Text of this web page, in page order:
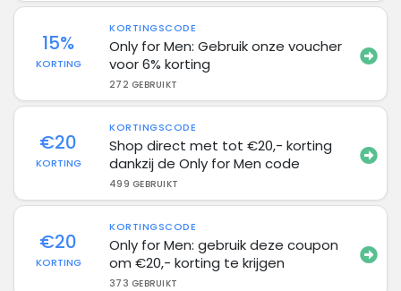
15%
KORTING
KORTINGSCODE
Only for Men: Gebruik onze voucher
voor 6% korting
272 GEBRUIKT
€20
KORTING
KORTINGSCODE
Shop direct met tot €20,- korting
dankzij de Only for Men code
499 GEBRUIKT
€20
KORTING
KORTINGSCODE
Only for Men: gebruik deze coupon
om €20,- korting te krijgen
373 GEBRUIKT